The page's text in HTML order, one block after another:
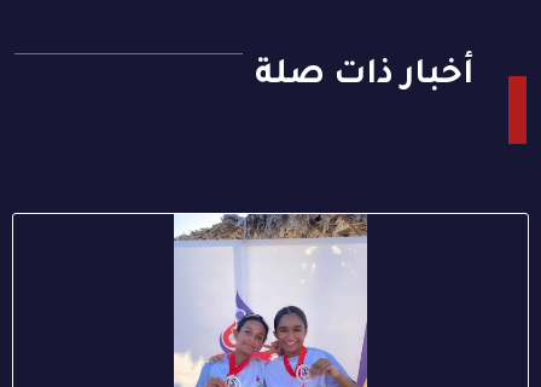
أخبار ذات صلة